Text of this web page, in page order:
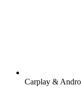
Carplay &